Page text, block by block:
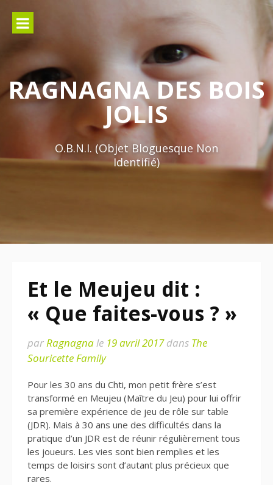
contenu
RAGNAGNA DES BOIS
JOLIS
O.B.N.I. (Objet Bloguesque Non
Identifié)
Et le Meujeu dit :
« Que faites-vous ? »
parRagnagnale 19 avril 2017dans The
Souricette Family
Pour les 30 ans du Chti, mon petit frère s’est
transformé en Meujeu (Maître du Jeu) pour lui offrir
sa première expérience de jeu de rôle sur table
(JDR). Mais à 30 ans une des difficultés dans la
pratique d’un JDR est de réunir régulièrement tous
les joueurs. Les vies sont bien remplies et les
temps de loisirs sont d’autant plus précieux que
rares.